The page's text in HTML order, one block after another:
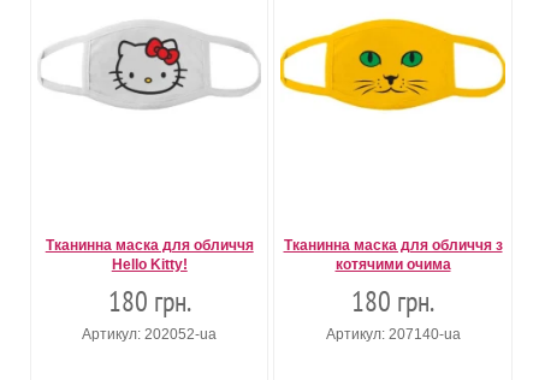
Тканинна маска для обличчя
Hello Kitty!
180 грн.
Артикул: 202052-ua
Тканинна маска для обличчя з
котячими очима
180 грн.
Артикул: 207140-ua